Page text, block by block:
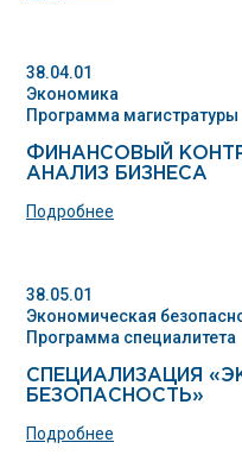
38.04.01
Экономика
Программа магистратуры
ФИНАНСОВЫЙ
АНАЛИЗ БИЗНЕСА
Подробнее
38.05.01
Экономическая
Программа специалитета
СПЕЦИАЛИЗАЦИЯ
БЕЗОПАСНОСТЬ»
Подробнее